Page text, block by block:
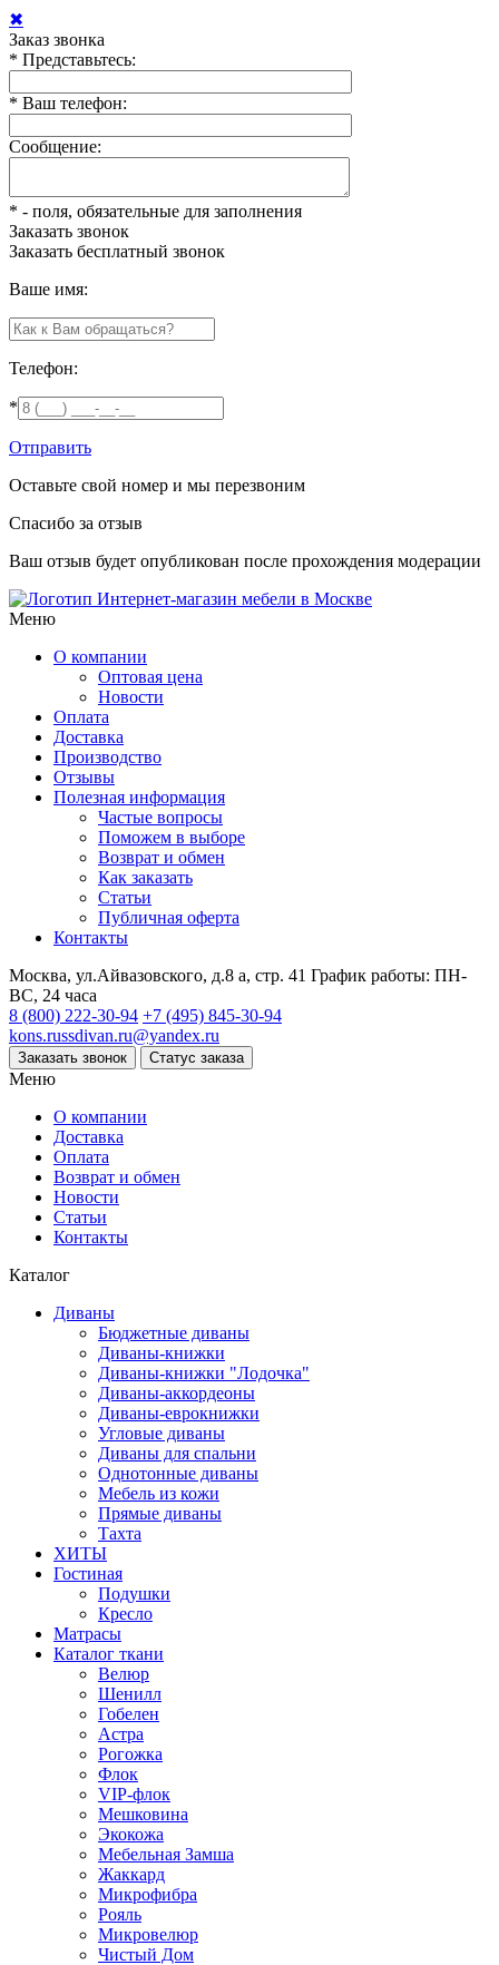
✖
Заказ звонка
* Представьтесь:
* Ваш телефон:
Сообщение:
* - поля, обязательные для заполнения
Заказать звонок
Заказать бесплатный звонок
Ваше имя:
Телефон:
*
Отправить
Оставьте свой номер и мы перезвоним
Спасибо за отзыв
Ваш отзыв будет опубликован после прохождения модерации
Интернет-магазин мебели в Москве
Меню
О компании
Оптовая цена
Новости
Оплата
Доставка
Производство
Отзывы
Полезная информация
Частые вопросы
Поможем в выборе
Возврат и обмен
Как заказать
Статьи
Публичная оферта
Контакты
Москва, ул.Айвазовского, д.8 а, стр. 41 График работы: ПН-
ВС, 24 часа
8 (800) 222-30-94 +7 (495) 845-30-94
kons.russdivan.ru@yandex.ru
Заказать звонок Статус заказа
Меню
О компании
Доставка
Оплата
Возврат и обмен
Новости
Статьи
Контакты
Каталог
Диваны
Бюджетные диваны
Диваны-книжки
Диваны-книжки "Лодочка"
Диваны-аккордеоны
Диваны-еврокнижки
Угловые диваны
Диваны для спальни
Однотонные диваны
Мебель из кожи
Прямые диваны
Тахта
ХИТЫ
Гостиная
Подушки
Кресло
Матрасы
Каталог ткани
Велюр
Шенилл
Гобелен
Астра
Рогожка
Флок
VIP-флок
Мешковина
Экокожа
Мебельная Замша
Жаккард
Микрофибра
Рояль
Микровелюр
Чистый Дом